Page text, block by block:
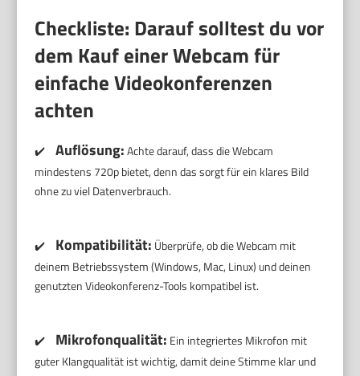
Checkliste: Darauf solltest du vor
dem Kauf einer Webcam für
einfache Videokonferenzen
achten
✔️ Auflösung:Achte darauf, dass die Webcam
mindestens 720p bietet, denn das sorgt für ein klares Bild
ohne zu viel Datenverbrauch.
✔️ Kompatibilität: Überprüfe, ob die Webcam mit
deinem Betriebssystem (Windows, Mac, Linux) und deinen
genutzten Videokonferenz-Tools kompatibel ist.
✔️ Mikrofonqualität: Ein integriertes Mikrofon mit
guter Klangqualität ist wichtig, damit deine Stimme klar und